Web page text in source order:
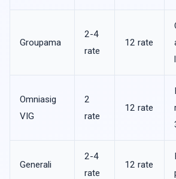
Groupama
2-4
rate
12 rate
Omniasig
VIG
2
rate
12 rate
Generali
2-4
rate
12 rate